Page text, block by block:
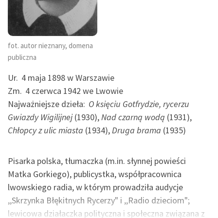
Ręce pełne poezji
Kolekcje edukacyjne
twórców przechodzących
do domeny publicznej,
lektur szkolnych oraz
Odkurzamy bohaterów
Szkoła Poezji Wolnych
Lektur
Kontakt
O projekcie
Zespół
fot. autor nieznany, domena
publiczna
Ur. 4 maja 1898 w Warszawie
Zm. 4 czerwca 1942 we Lwowie
Najważniejsze dzieła: O księciu Gotfrydzie, rycerzu
Gwiazdy Wigilijnej(1930),Nad czarną wodą (1931),
Chłopcy z ulic miasta (1934),Druga brama (1935)
Pisarka polska, tłumaczka (m.in. słynnej powieści
Matka Gorkiego), publicystka, współpracownica
lwowskiego radia, w którym prowadziła audycje
,,Skrzynka Błękitnych Rycerzy" i ,,Radio dzieciom";
lewicowa działaczka polityczna i społeczna związana z